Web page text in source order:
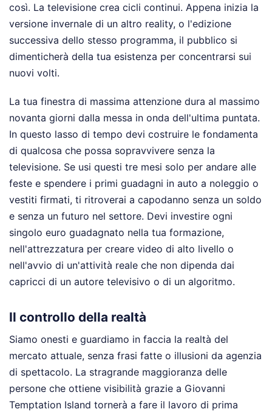
così. La televisione crea cicli continui. Appena inizia la
versione invernale di un altro reality, o l'edizione
successiva dello stesso programma, il pubblico si
dimenticherà della tua esistenza per concentrarsi sui
nuovi volti.
La tua finestra di massima attenzione dura al massimo
novanta giorni dalla messa in onda dell'ultima puntata.
In questo lasso di tempo devi costruire le fondamenta
di qualcosa che possa sopravvivere senza la
televisione. Se usi questi tre mesi solo per andare alle
feste e spendere i primi guadagni in auto a noleggio o
vestiti firmati, ti ritroverai a capodanno senza un soldo
e senza un futuro nel settore. Devi investire ogni
singolo euro guadagnato nella tua formazione,
nell'attrezzatura per creare video di alto livello o
nell'avvio di un'attività reale che non dipenda dai
capricci di un autore televisivo o di un algoritmo.
Il controllo della realtà
Siamo onesti e guardiamo in faccia la realtà del
mercato attuale, senza frasi fatte o illusioni da agenzia
di spettacolo. La stragrande maggioranza delle
persone che ottiene visibilità grazie a Giovanni
Temptation Island tornerà a fare il lavoro di prima